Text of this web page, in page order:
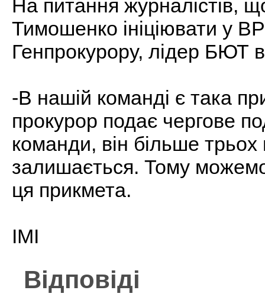
На питання журналістів,
Тимошенко ініціювати у
Генпрокурору, лідер БЮТ
-В нашій команді є така
прокурор подає чергове
команди, він більше трьох
залишається. Тому
ця прикмета.
ІМІ
Відповіді